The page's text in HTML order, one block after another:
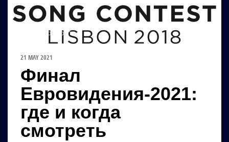
ФОТО: EUROVISION.TV
21 MAY 2021
Финал
Евровидения-2021:
где и когда
смотреть